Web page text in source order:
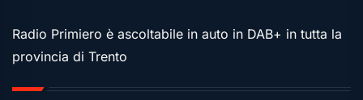
Radio Primiero è ascoltabile in auto in DAB+ in tutta la
provincia di Trento